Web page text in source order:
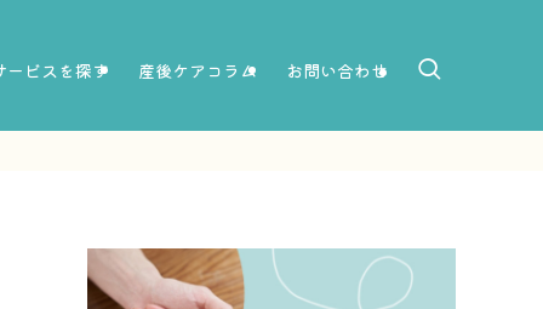
ービスを探す 産後ケアコラム お問い合わせ